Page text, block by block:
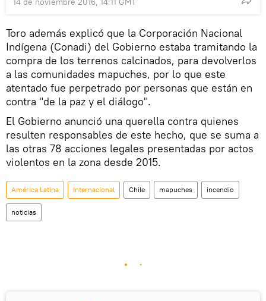
Toro además explicó que la Corporación Nacional
Indígena (Conadi) del Gobierno estaba tramitando la
compra de los terrenos calcinados, para devolverlos
a las comunidades mapuches, por lo que este
atentado fue perpetrado por personas que están en
contra "de la paz y el diálogo".
El Gobierno anunció una querella contra quienes
resulten responsables de este hecho, que se suma a
las otras 78 acciones legales presentadas por actos
violentos en la zona desde 2015.
América Latina Internacional Chile mapuches incendio
noticias